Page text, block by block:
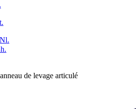
Nl.
de levage articulé